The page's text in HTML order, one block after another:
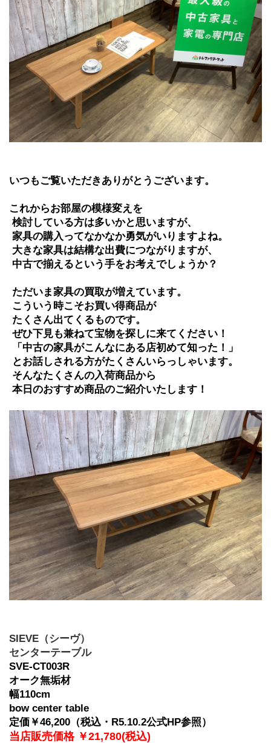
いつもご覧いただきありがとうございます。
これからお部屋の模様変えを
検討している方は多いかと思いますが、
家具の購入ってなかなか勇気がいりますよね。
大きな家具は結構な出費につながりますが、
中古で揃えるという手をお考えでしょうか？
ただいま家具の買取が増えています。
こういう時こそお買い得商品が
たくさん出てくるものです。
ぜひ下見も兼ねて宝物を探しに来てください！
「中古の家具がこんなにある店初めて知った！」
とお話しされる方がたくさんいらっしゃいます。
そんなたくさんの入荷商品から
本日のおすすめ商品のご紹介いたします！
SIEVE（シーヴ）
センターテーブル
SVE-CT003R
オーク無垢材
幅110cm
bow center table
定価￥46,200（税込・R5.10.2公式HP参照）
当店販売価格 ￥21,780(税込)